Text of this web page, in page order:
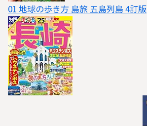
01 地球の歩き方 島旅 五島列島 4訂版